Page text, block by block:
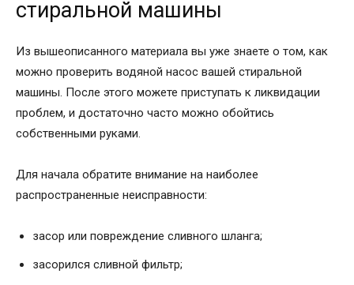
стиральной машины
Из вышеописанного материала вы уже знаете о том, как
можно проверить водяной насос вашей стиральной
машины. После этого можете приступать к ликвидации
проблем, и достаточно часто можно обойтись
собственными руками.
Для начала обратите внимание на наиболее
распространенные неисправности:
засор или повреждение сливного шланга;
засорился сливной фильтр;